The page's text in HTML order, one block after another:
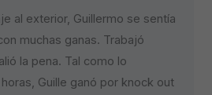
al exterior, Guillermo se sentía
muchas ganas. Trabajó
la pena. Tal como lo
Guille ganó por knock out